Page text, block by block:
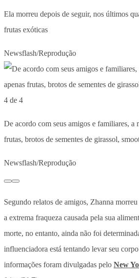
Ela morreu depois de seguir, nos últimos
frutas exóticas
Newsflash/Reprodução
4 de 4
De acordo com seus amigos e familiares, a
frutas, brotos de sementes de girassol,
Newsflash/Reprodução
Segundo relatos de amigos, Zhanna
a extrema fraqueza causada pela sua
morte, no entanto, ainda não foi
influenciadora está tentando levar seu
informações foram divulgadas pelo New